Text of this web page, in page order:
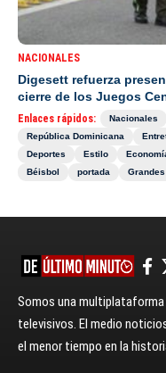
NACIONALES
Digesett refuerza
cierre de los Juegos
Enlaces rápidos: Nacionales
República Dominicana
Deportes
Estilo
Béisbol
portada
Somos una
televisivos. El medio
el menor tiempo en la